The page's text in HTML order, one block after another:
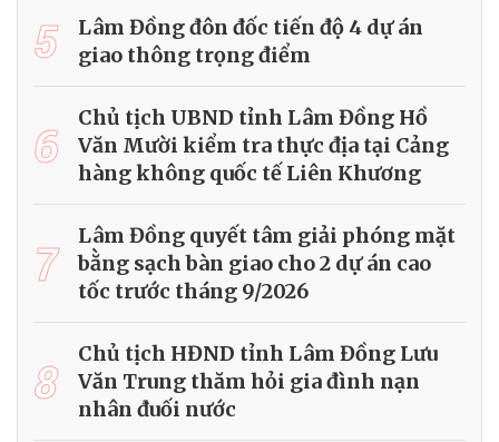
5
Lâm Đồng đôn đốc tiến độ 4 dự án
giao thông trọng điểm
6
Chủ tịch UBND tỉnh Lâm Đồng Hồ
Văn Mười kiểm tra thực địa tại Cảng
hàng không quốc tế Liên Khương
7
Lâm Đồng quyết tâm giải phóng mặt
bằng sạch bàn giao cho 2 dự án cao
tốc trước tháng 9/2026
8
Chủ tịch HĐND tỉnh Lâm Đồng Lưu
Văn Trung thăm hỏi gia đình nạn
nhân đuối nước